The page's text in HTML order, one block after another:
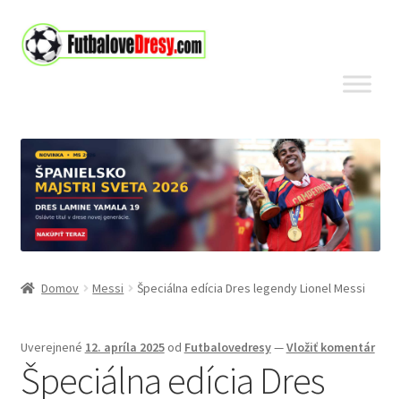
Preskočiť
na
Preskočiť
na
Domov Messi Špeciálna edícia Dres legendy Lionel Messi
Uverejnené 12. apríla 2025od Futbalovedresy—Vložiť komentár
Špeciálna edícia Dres